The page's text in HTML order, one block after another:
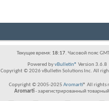
Текущее время: 18:17. Часовой пояс
Powered byvBulletin® Version 3.6.8
Copyright © 2026 vBulletin Solutions Inc. All
Copyright © 2005-2025 Aromarti® All rights
Aromarti- зарегистрированный